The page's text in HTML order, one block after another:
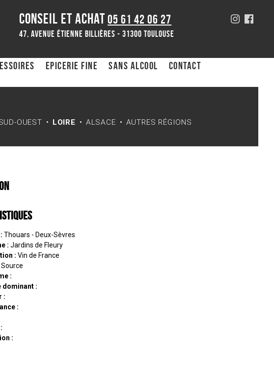
CONSEIL ET ACHAT 05 61 42 06 27
47, avenue Étienne Billières - 31300 toulouse
Epicerie fine Sans alcool Contact
OUEST LOIRE ALSACE
AUTRES RÉGIONS
Thouars - Deux-Sèvres
: Jardins de Fleury
: Vin de France
Source
:
dominant :
:
:
: